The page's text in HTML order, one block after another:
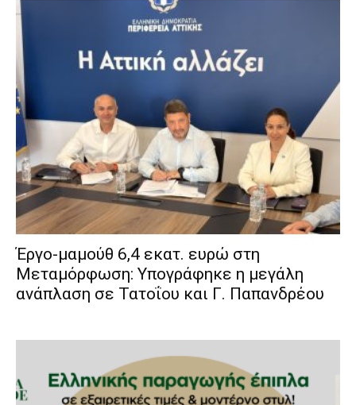
Έργο-μαμούθ 6,4 εκατ. ευρώ στη
Μεταμόρφωση: Υπογράφηκε η μεγάλη
ανάπλαση σε Τατοΐου και Γ. Παπανδρέου